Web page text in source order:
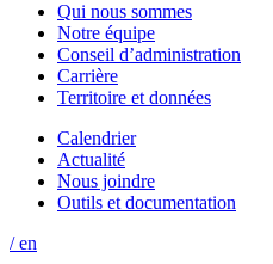
Qui nous sommes
Notre équipe
Conseil d’administration
Carrière
Territoire et données
Calendrier
Actualité
Nous joindre
Outils et documentation
/ en